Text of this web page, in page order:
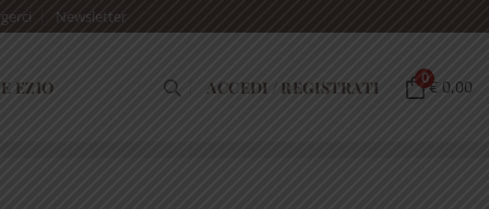
Newsletter
EZIO ACCEDI / REGISTRATI 0€ 0,00